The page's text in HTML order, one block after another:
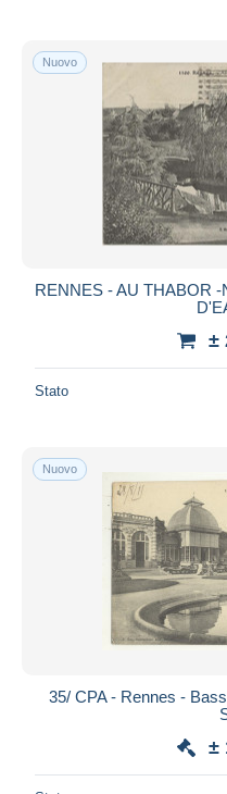
Nuovo
RENNES - AU THABOR
±
Stato
Nuovo
35/ CPA - Rennes -
±